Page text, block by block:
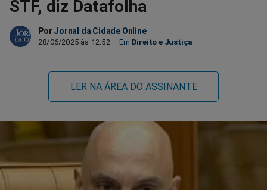
FacebookWhatsappTwitterMessenger
STF, diz Datafolha
Por Jornal da Cidade Online
28/06/2025 às 12:52 Direito e Justiça
LER NA ÁREA DO ASSINANTE